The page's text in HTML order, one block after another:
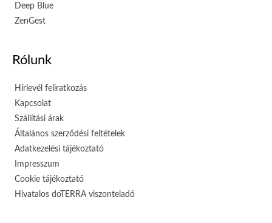
Deep Blue
ZenGest
Rólunk
Hírlevél feliratkozás
Kapcsolat
Szállítási árak
Általános szerződési feltételek
Adatkezelési tájékoztató
Impresszum
Cookie tájékoztató
Hivatalos doTERRA viszonteladó